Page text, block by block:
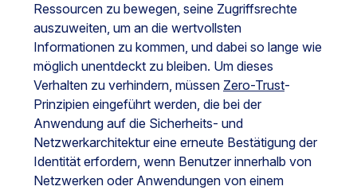
Ressourcen zu bewegen, seine Zugriffsrechte
auszuweiten, um an die wertvollsten
Informationen zu kommen, und dabei so lange wie
möglich unentdeckt zu bleiben. Um dieses
Verhalten zu verhindern, müssen Zero-Trust-
Prinzipien eingeführt werden, die bei der
Anwendung auf die Sicherheits- und
Netzwerkarchitektur eine erneute Bestätigung der
Identität erfordern, wenn Benutzer innerhalb von
Netzwerken oder Anwendungen von einem